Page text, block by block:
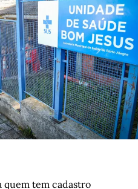
quem tem cadastro